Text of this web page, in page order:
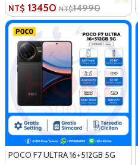
NT$ 13450 NT$14990
POCO F7 ULTRA 16+512GB 5G